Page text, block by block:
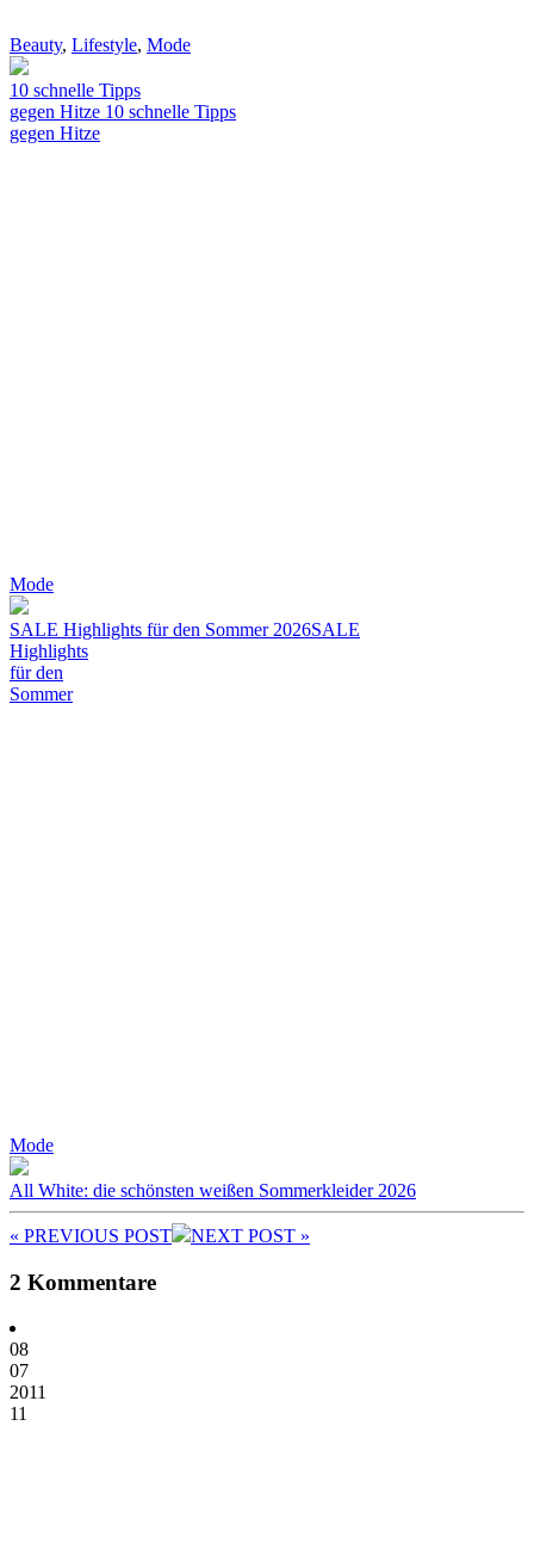
Beauty, Lifestyle, Mode
10 schnelle Tipps
gegen Hitze 10 schnelle Tipps
gegen Hitze
Mode
SALE Highlights für den Sommer 2026SALE
Highlights
für den
Sommer
Mode
All White: die schönsten weißen Sommerkleider 2026
« PREVIOUS POST NEXT POST »
2 Kommentare
08
07
2011
11